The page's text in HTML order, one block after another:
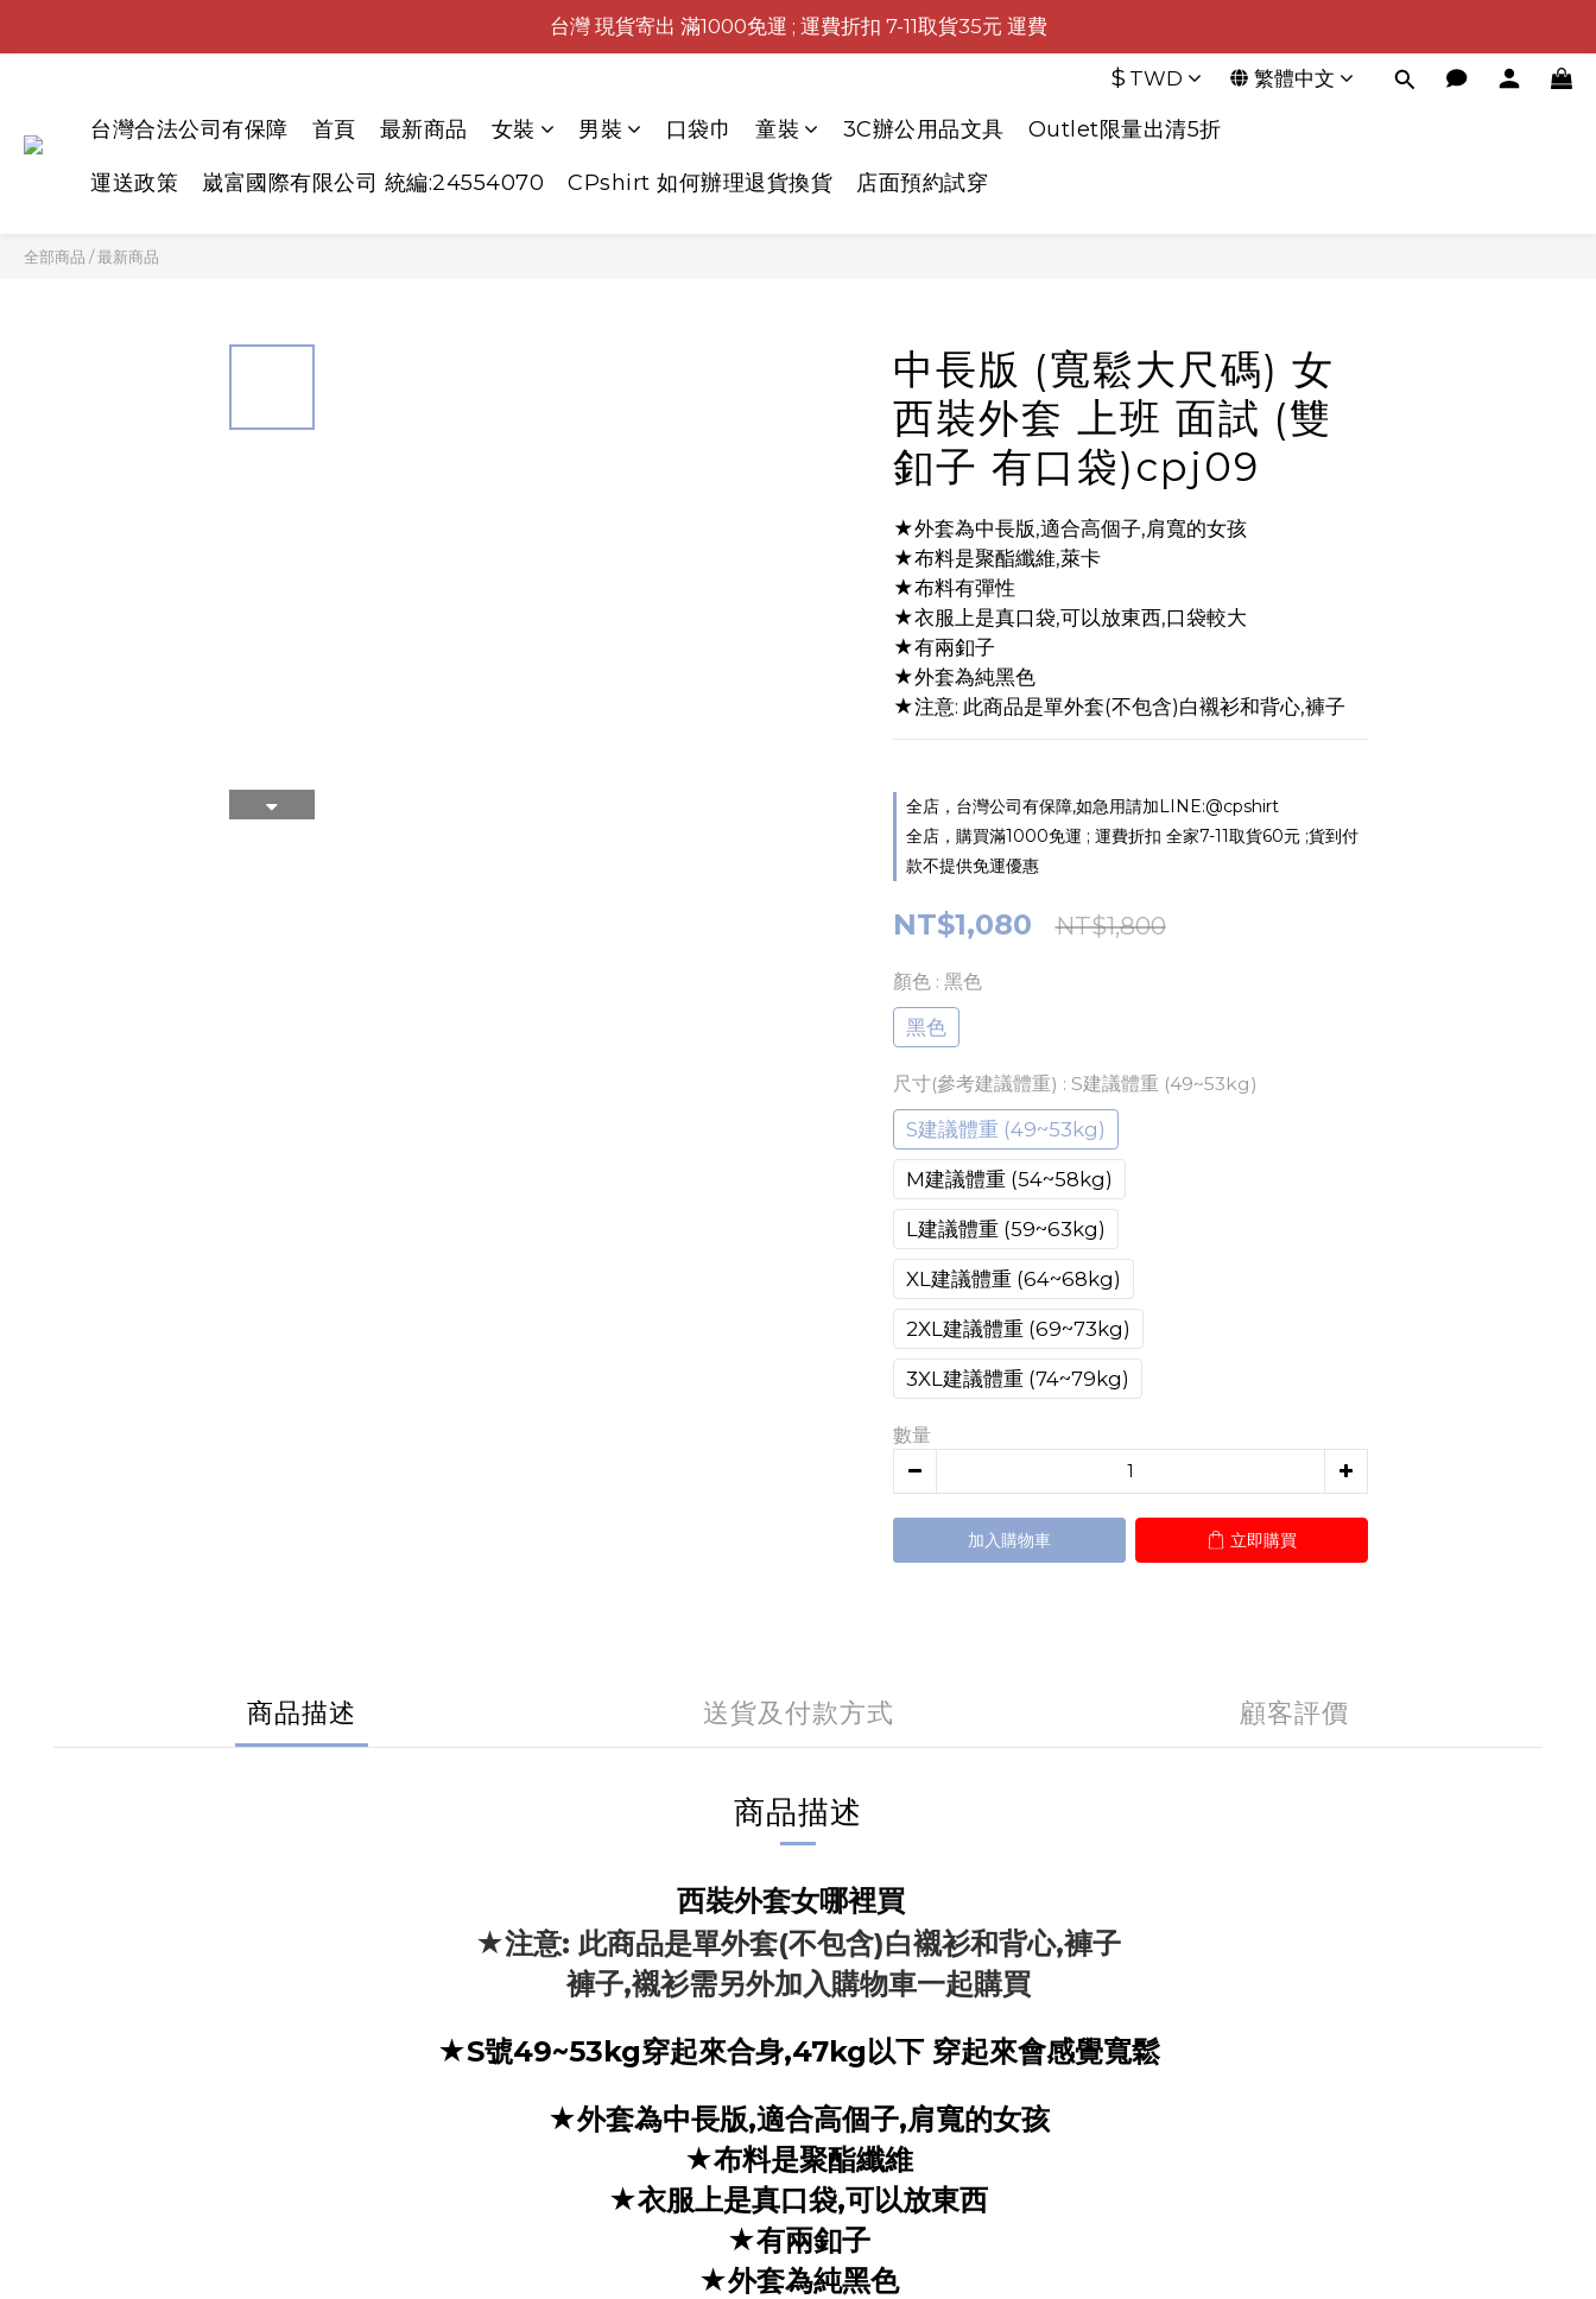
台灣 現貨寄出 滿1000免運 ; 運費折扣 7-11取貨35元 運費
$ TWD 繁體中文
台灣合法公司有保障 首頁 最新商品 女裝 男裝 口袋巾 童裝 3C辦公用品文具 Outlet限量出清5折
運送政策 崴富國際有限公司 統編:24554070 CPshirt 如何辦理退貨換貨 店面預約試穿
全部商品 /最新商品
中長版 (寬鬆大尺碼) 女
西裝外套 上班 面試 (雙
釦子 有口袋)cpj09
★外套為中長版,適合高個子,肩寬的女孩
★布料是聚酯纖維,萊卡
★布料有彈性
★衣服上是真口袋,可以放東西,口袋較大
★有兩釦子
★外套為純黑色
★注意: 此商品是單外套(不包含)白襯衫和背心,褲子
全店，台灣公司有保障,如急用請加LINE:@cpshirt
全店，購買滿1000免運 ; 運費折扣 全家7-11取貨60元 ;貨到付
款不提供免運優惠
NT$1,080 NT$1,800
顏色 : 黑色
黑色
尺寸(參考建議體重) : S建議體重 (49~53kg)
S建議體重 (49~53kg)
M建議體重 (54~58kg)
L建議體重 (59~63kg)
XL建議體重 (64~68kg)
2XL建議體重 (69~73kg)
3XL建議體重 (74~79kg)
數量
加入購物車 立即購買
商品描述 送貨及付款方式 顧客評價
商品描述
西裝外套女哪裡買
★注意: 此商品是單外套(不包含)白襯衫和背心,褲子
褲子,襯衫需另外加入購物車一起購買
★S號49~53kg穿起來合身,47kg以下 穿起來會感覺寬鬆
★外套為中長版,適合高個子,肩寬的女孩
★布料是聚酯纖維
★衣服上是真口袋,可以放東西
★有兩釦子
★外套為純黑色